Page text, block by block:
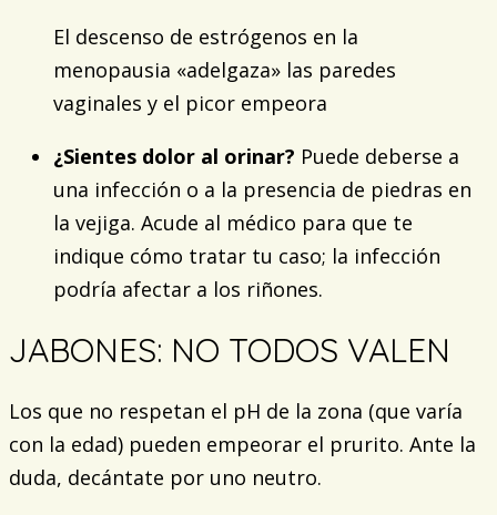
El descenso de estrógenos en la
menopausia «adelgaza» las paredes
vaginales y el picor empeora
¿Sientes dolor al orinar? Puede deberse a
una infección o a la presencia de piedras en
la vejiga. Acude al médico para que te
indique cómo tratar tu caso; la infección
podría afectar a los riñones.
JABONES: NO TODOS VALEN
Los que no respetan el pH de la zona (que varía
con la edad) pueden empeorar el prurito. Ante la
duda, decántate por uno neutro.